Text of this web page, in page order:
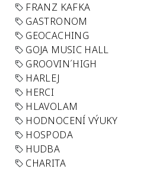
FRANZ KAFKA
GASTRONOM
GEOCACHING
GOJA MUSIC HALL
GROOVIN´HIGH
HARLEJ
HERCI
HLAVOLAM
HODNOCENÍ VÝUKY
HOSPODA
HUDBA
CHARITA